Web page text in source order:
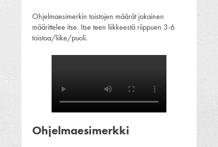
Ohjelmaesimerkin toistojen määrät jokainen
määrittelee itse. Itse teen liikkeestä riippuen 3-6
toistoa/liike/puoli.
Ohjelmaesimerkki